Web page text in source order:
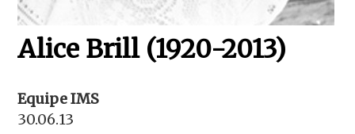
Alice Brill (1920-2013)
Equipe IMS
30.06.13